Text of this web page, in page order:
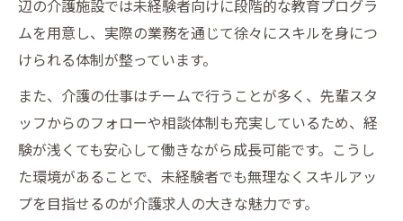
辺の介護施設では未経験者向けに段階的な教育プログラ
ムを用意し、実際の業務を通じて徐々にスキルを身につ
けられる体制が整っています。
また、介護の仕事はチームで行うことが多く、先輩スタ
ッフからのフォローや相談体制も充実しているため、経
験が浅くても安心して働きながら成長可能です。こうし
た環境があることで、未経験者でも無理なくスキルアッ
プを目指せるのが介護求人の大きな魅力です。